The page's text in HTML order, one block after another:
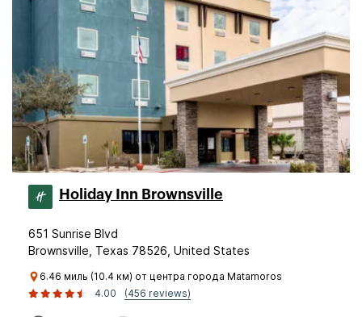
Holiday Inn Brownsville
651 Sunrise Blvd
Brownsville, Texas 78526, United States
6.46 миль (10.4 км) от центра города Matamoros
4.00
(456 reviews)